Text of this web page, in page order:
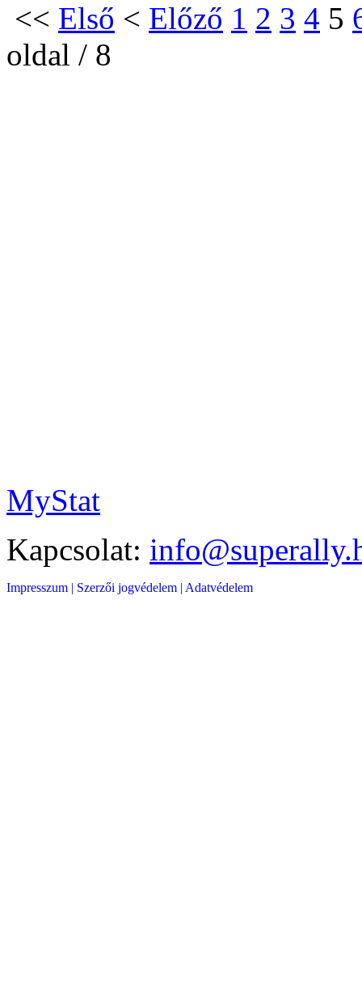
<< Első < Előző 1 2 3 4 5
oldal / 8
MyStat
Kapcsolat:
Impresszum | Szerzői jogvédelem | Adatvédelem